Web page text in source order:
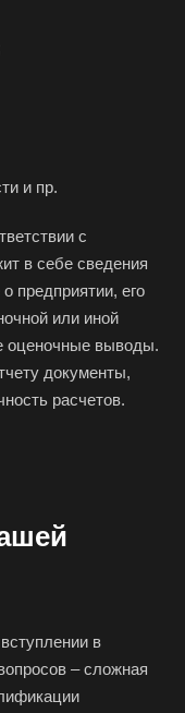
и пр.
с
в себе сведения
предприятии, его
или иной
оценочные выводы.
документы,
расчетов.
в
– сложная